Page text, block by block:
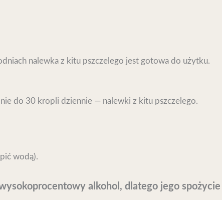
nalewka z kitu pszczelego jest gotowa do użytku.
do 30 kropli dziennie — nalewki z kitu pszczelego.
wodą).
alkohol, dlatego jego spożycie